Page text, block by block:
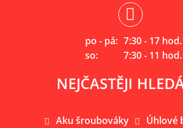
po - pá: 7:30 - 17 hod.
so:
7:30 - 11 hod.
NEJČASTĚJI
Aku šroubováky
Úhlové